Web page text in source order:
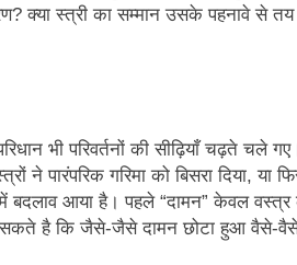
इंसान’ (सम्पादकीय)
महिला दिवस “ की बहुत बहुत बधाई
प्रेम से – मनमोहन शर्मा ‘शरण’ (सम्पादकीय )
मेले (10-18 फरवरी) में अनुराधा प्रकाशन के
क्या स्त्री का सम्मान उसके पहनावे से तय
भी परिवर्तनों की सीढ़ियाँ चढ़ते चले
ने पारंपरिक गरिमा को बिसरा दिया, या
आया है। पहले “दामन” केवल वस्त्र
है कि जैसे-जैसे दामन छोटा हुआ वैसे-वैसे